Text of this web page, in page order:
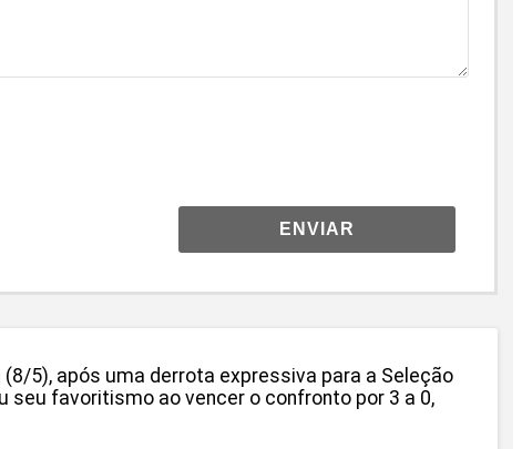
ENVIAR
5), após uma derrota expressiva para a Seleção
seu favoritismo ao vencer o confronto por 3 a 0,